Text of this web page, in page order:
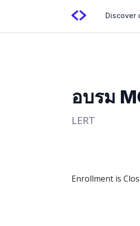
Discover
อบรม
LERT
Enrollment is